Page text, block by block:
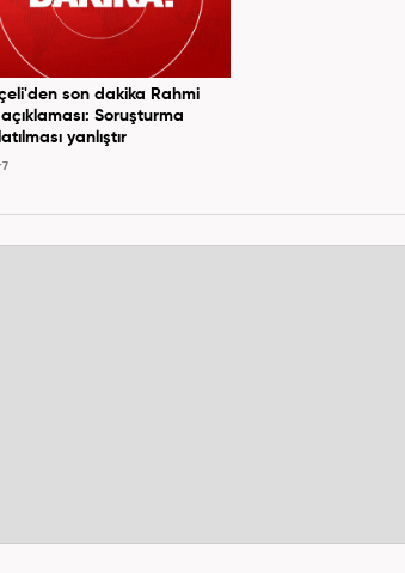
son dakika Rahmi
Soruşturma
yanlıştır